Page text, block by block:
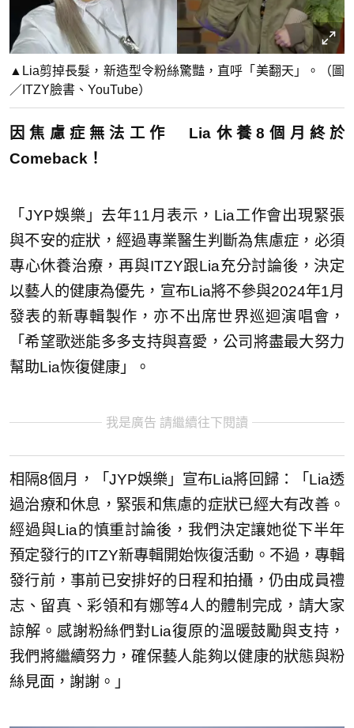
▲Lia剪掉長髮，新造型令粉絲驚豔，直呼「美翻天」。（圖
／ITZY臉書、YouTube）
因焦慮症無法工作 Lia休養8個月終於
Comeback！
「JYP娛樂」去年11月表示，Lia工作會出現緊張
與不安的症狀，經過專業醫生判斷為焦慮症，必須
專心休養治療，再與ITZY跟Lia充分討論後，決定
以藝人的健康為優先，宣布Lia將不參與2024年1月
發表的新專輯製作，亦不出席世界巡迴演唱會，
「希望歌迷能多多支持與喜愛，公司將盡最大努力
幫助Lia恢復健康」。
我是廣告 請繼續往下閱讀
相隔8個月，「JYP娛樂」宣布Lia將回歸：「Lia透
過治療和休息，緊張和焦慮的症狀已經大有改善。
經過與Lia的慎重討論後，我們決定讓她從下半年
預定發行的ITZY新專輯開始恢復活動。不過，專輯
發行前，事前已安排好的日程和拍攝，仍由成員禮
志、留真、彩領和有娜等4人的體制完成，請大家
諒解。感謝粉絲們對Lia復原的溫暖鼓勵與支持，
我們將繼續努力，確保藝人能夠以健康的狀態與粉
絲見面，謝謝。」